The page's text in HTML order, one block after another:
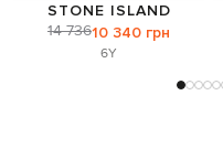
STONE ISLAND
14 73610 340 грн
6Y